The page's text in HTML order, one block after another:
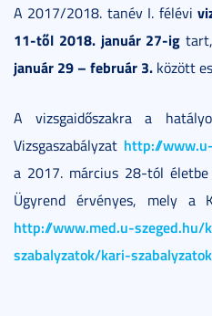
A 2017/2018. tanév I. félévi
11-től 2018. január 27-ig
január 29 – február 3. között
A vizsgaidőszakra a
Vizsgaszabályzat http://
a 2017. március 28-tól
Ügyrend érvényes, mely a
http://www.med.u-
szabalyzatok/kari-szabalyzatok